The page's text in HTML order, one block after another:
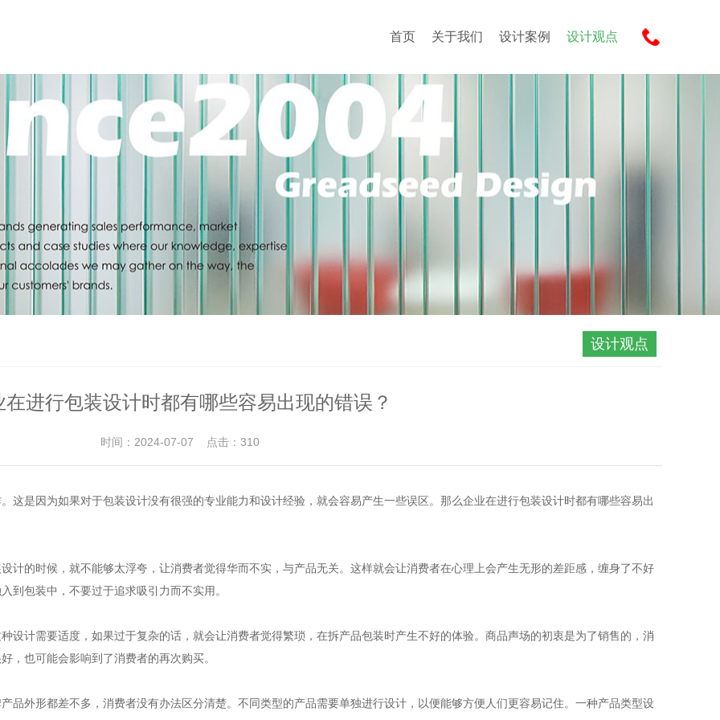
首页 关于我们 设计案例 设计观点
设计观点
在进行包装设计时都有哪些容易出现的错误？
时间：2024-07-07 点击：310
这是因为如果对于包装设计没有很强的专业能力和设计经验，就会容易产生一些误区。那么企业在进行包装设计时都有哪些容易出
计的时候，就不能够太浮夸，让消费者觉得华而不实，与产品无关。这样就会让消费者在心理上会产生无形的差距感，缠身了不好
到包装中，不要过于追求吸引力而不实用。
设计需要适度，如果过于复杂的话，就会让消费者觉得繁琐，在拆产品包装时产生不好的体验。商品声场的初衷是为了销售的，消
，也可能会影响到了消费者的再次购买。
品外形都差不多，消费者没有办法区分清楚。不同类型的产品需要单独进行设计，以便能够方便人们更容易记住。一种产品类型设